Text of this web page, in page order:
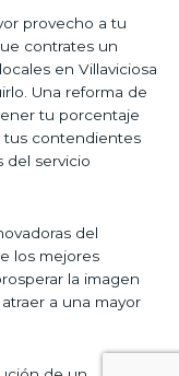
provecho a tu
contrates un
en Villaviciosa
Una reforma de
tu porcentaje
tus contendientes
del servicio
del
los mejores
la imagen
a una mayor